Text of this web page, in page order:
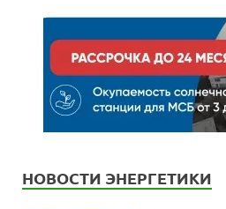
НОВОСТИ ЭНЕРГЕТИКИ